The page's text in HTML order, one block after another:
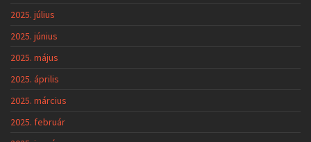
2025. július
2025. június
2025. május
2025. április
2025. március
2025. február